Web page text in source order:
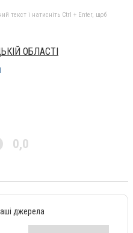
текст і натисніть Ctrl + Enter, щоб
ОБЛАСТІ
0,0
джерела